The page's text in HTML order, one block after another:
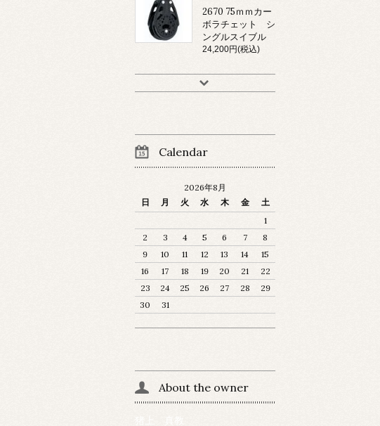
2670 75ｍｍカー
ボラチェット シ
ングルスイブル
24,200円(税込)
Calendar
2026年8月
日
月 火 水 木 金
土
1
2
3 4 5 6 7
8
9
10 11 12 13 14
15
16
17 18 19 20 21
22
23
24 25 26 27 28
29
30
31
About the owner